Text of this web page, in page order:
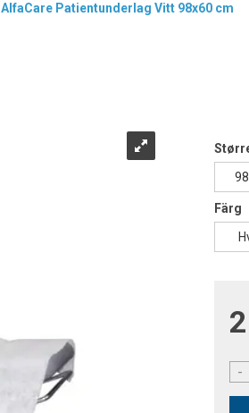
AlfaCare Patientunderlag Vitt 98x60 cm
Färg
-